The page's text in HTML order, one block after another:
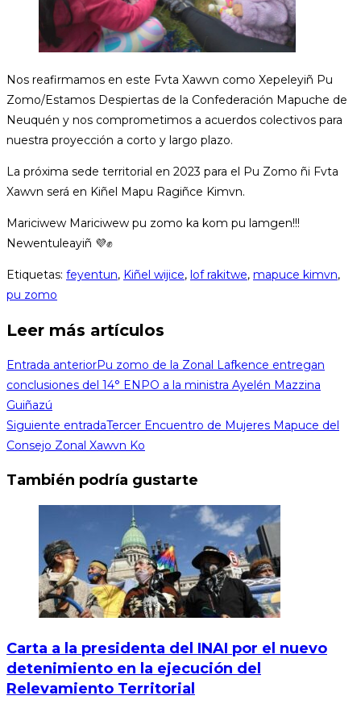
Nos reafirmamos en este Fvta Xawvn como Xepeleyiñ Pu
Zomo/Estamos Despiertas de la Confederación Mapuche de
Neuquén y nos comprometimos a acuerdos colectivos para
nuestra proyección a corto y largo plazo.
La próxima sede territorial en 2023 para el Pu Zomo ñi Fvta
Xawvn será en Kiñel Mapu Ragiñce Kimvn.
Mariciwew Mariciwew pu zomo ka kom pu lamgen!!!
Newentuleayiñ 💜✊
Etiquetas: feyentun, Kiñel wijice, lof rakitwe, mapuce kimvn,
pu zomo
Leer más artículos
Entrada anteriorPu zomo de la Zonal Lafkence entregan
conclusiones del 14° ENPO a la ministra Ayelén Mazzina
Guiñazú
Siguiente entradaTercer Encuentro de Mujeres Mapuce del
Consejo Zonal Xawvn Ko
También podría gustarte
Carta a la presidenta del INAI por el nuevo
detenimiento en la ejecución del
Relevamiento Territorial